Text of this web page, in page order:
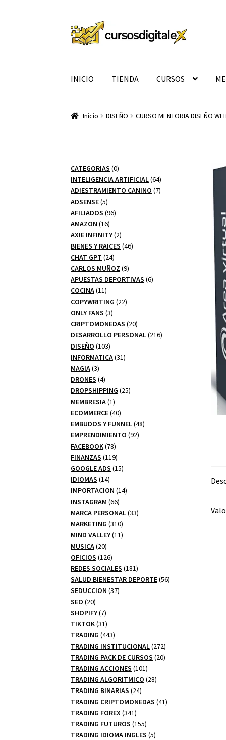
Ir
a
Ir
al
INICIO TIENDA CURSOS
Inicio DISEÑO CURSO MENTORIA DISEÑO
CATEGORIAS 00
productos
INTELIGENCIA ARTIFICIAL 6464
productos
ADIESTRAMIENTO CANINO 77
ADSENSE 55
productos
AFILIADOS 9696
AMAZON 1616
productos
AXIE INFINITY 22
productos
BIENES Y RAICES 4646
CHAT GPT 2424
productos
CARLOS MUÑOZ 99
productos
APUESTAS DEPORTIVAS 66
COCINA 1111
productos
COPYWRITING 2222
ONLY FANS 33
productos
CRIPTOMONEDAS 2020
productos
DESARROLLO PERSONAL 216216
DISEÑO 103103
productos
INFORMATICA 3131
MAGIA 33
productos
DRONES 44
productos
DROPSHIPPING 2525
MEMBRESIA 11
producto
ECOMMERCE 4040
productos
EMBUDOS Y FUNNEL 4848
EMPRENDIMIENTO 9292
FACEBOOK 7878
productos
FINANZAS 119119
productos
GOOGLE ADS 1515
IDIOMAS 1414
productos
IMPORTACION 1414
INSTAGRAM 6666
productos
MARCA PERSONAL 3333
MARKETING 310310
productos
MIND VALLEY 1111
MUSICA 2020
productos
OFICIOS 126126
productos
REDES SOCIALES 181181
productos
SALUD BIENESTAR DEPORTE 5656
SEDUCCION 3737
SEO 2020
productos
SHOPIFY 77
productos
TIKTOK 3131
productos
TRADING 443443
productos
TRADING INSTITUCIONAL 272272
productos
TRADING PACK DE CURSOS 2020
TRADING ACCIONES 101101
productos
TRADING ALGORITMICO 2828
TRADING BINARIAS 2424
productos
TRADING CRIPTOMONEDAS 4141
TRADING FOREX 341341
productos
TRADING FUTUROS 155155
productos
TRADING IDIOMA INGLES 55